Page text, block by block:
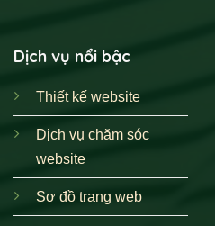
Dịch vụ nổi bậc
Thiết kế website
Dịch vụ chăm sóc
website
Sơ đồ trang web